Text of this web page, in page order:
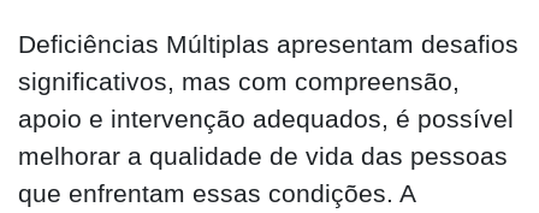
Deficiências Múltiplas apresentam desafios
significativos, mas com compreensão,
apoio e intervenção adequados, é possível
melhorar a qualidade de vida das pessoas
que enfrentam essas condições. A